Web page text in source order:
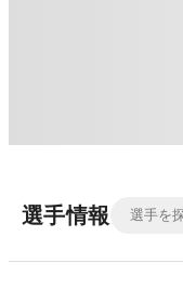
選手情報